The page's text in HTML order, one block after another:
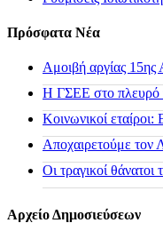
Πρόσφατα Νέα
Αμοιβή αργίας
H ΓΣΕΕ στο πλευρό
Κοινωνικοί
Αποχαιρετούμε τον
Οι τραγικοί
Αρχείο Δημοσιεύσεων